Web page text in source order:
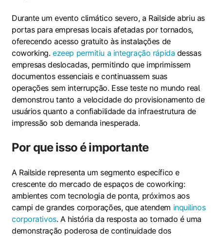
Durante um evento climático severo, a Railside abriu as
portas para empresas locais afetadas por tornados,
oferecendo acesso gratuito às instalações de
coworking.ezeep permitiu a integração rápida dessas
empresas deslocadas, permitindo que imprimissem
documentos essenciais e continuassem suas
operações sem interrupção. Esse teste no mundo real
demonstrou tanto a velocidade do provisionamento de
usuários quanto a confiabilidade da infraestrutura de
impressão sob demanda inesperada.
Por que isso é importante
A Railside representa um segmento específico e
crescente do mercado de espaços de coworking:
ambientes com tecnologia de ponta, próximos aos
campi de grandes corporações, que atendem inquilinos
corporativos. A história da resposta ao tornado é uma
demonstração poderosa de continuidade dos